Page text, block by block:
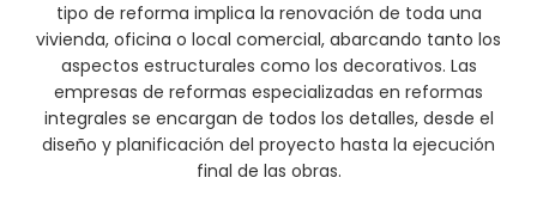
tipo de reforma implica la renovación de toda una
vivienda, oficina o local comercial, abarcando tanto los
aspectos estructurales como los decorativos. Las
empresas de reformas especializadas en reformas
integrales se encargan de todos los detalles, desde el
diseño y planificación del proyecto hasta la ejecución
final de las obras.